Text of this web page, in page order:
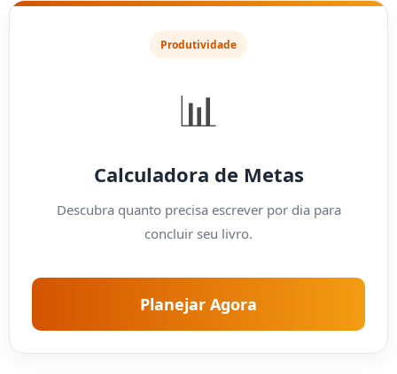
Produtividade
📊
Calculadora de Metas
Descubra quanto precisa escrever por dia para
concluir seu livro.
Planejar Agora